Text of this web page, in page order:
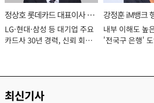
정상호 롯데카드 대표이사 사
장
LG·현대·삼성 등 대기업 주요
카드사 30년 경력, 신뢰 회복
강정훈 iM뱅크
내부 이해도 높
'전국구 은행'
최신기사